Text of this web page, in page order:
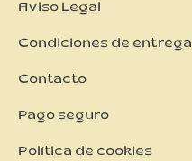
Aviso Legal
Condiciones de entrega
Contacto
Pago seguro
Política de cookies